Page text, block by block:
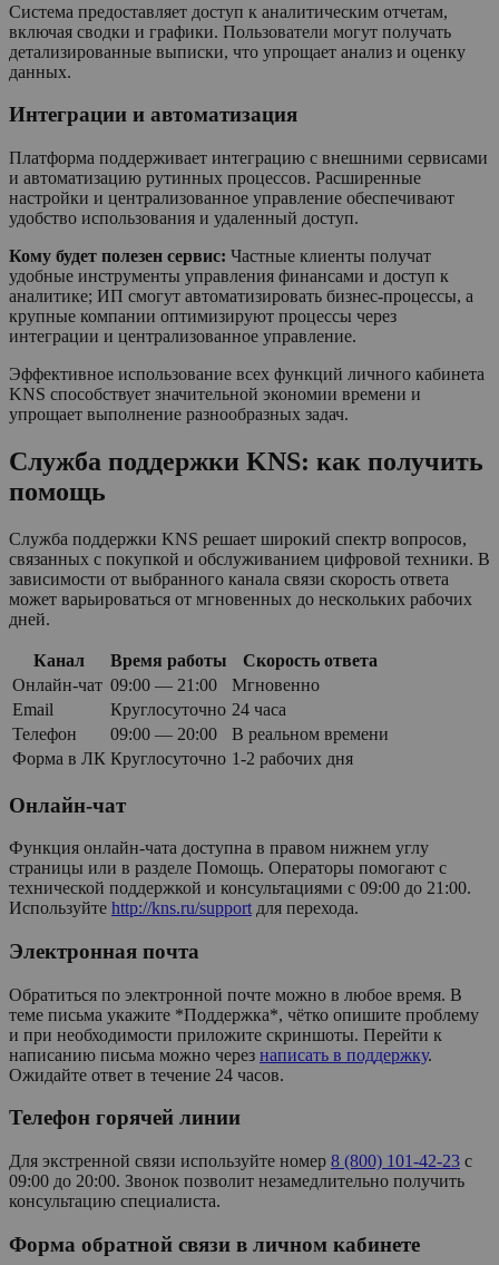
Система предоставляет доступ к аналитическим отчетам,
включая сводки и графики. Пользователи могут получать
детализированные выписки, что упрощает анализ и оценку
данных.
Интеграции и автоматизация
Платформа поддерживает интеграцию с внешними сервисами
и автоматизацию рутинных процессов. Расширенные
настройки и централизованное управление обеспечивают
удобство использования и удаленный доступ.
Кому будет полезен сервис: Частные клиенты получат
удобные инструменты управления финансами и доступ к
аналитике; ИП смогут автоматизировать бизнес-процессы, а
крупные компании оптимизируют процессы через
интеграции и централизованное управление.
Эффективное использование всех функций личного кабинета
KNS способствует значительной экономии времени и
упрощает выполнение разнообразных задач.
Служба поддержки KNS: как получить
помощь
Служба поддержки KNS решает широкий спектр вопросов,
связанных с покупкой и обслуживанием цифровой техники. В
зависимости от выбранного канала связи скорость ответа
может варьироваться от мгновенных до нескольких рабочих
дней.
Канал Время работы
Скорость ответа
Онлайн-чат 09:00 — 21:00
Мгновенно
Email
Круглосуточно 24 часа
Телефон
09:00 — 20:00
В реальном времени
Форма в ЛК Круглосуточно 1-2 рабочих дня
Онлайн-чат
Функция онлайн-чата доступна в правом нижнем углу
страницы или в разделе Помощь. Операторы помогают с
технической поддержкой и консультациями с 09:00 до 21:00.
Используйте http://kns.ru/support для перехода.
Электронная почта
Обратиться по электронной почте можно в любое время. В
теме письма укажите *Поддержка*, чётко опишите проблему
и при необходимости приложите скриншоты. Перейти к
написанию письма можно через написать в поддержку.
Ожидайте ответ в течение 24 часов.
Телефон горячей линии
Для экстренной связи используйте номер 8 (800) 101-42-23 с
09:00 до 20:00. Звонок позволит незамедлительно получить
консультацию специалиста.
Форма обратной связи в личном кабинете